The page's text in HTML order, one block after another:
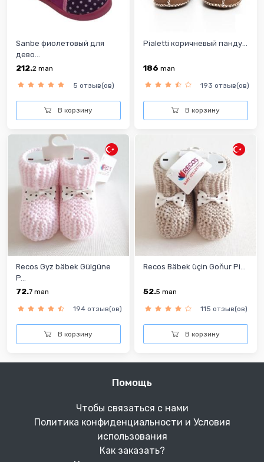
Sanbe фиолетовый для
дево...
212.2 man
5 отзыв(ов)
В корзину
Pialetti коричневый панду...
186 man
193 отзыв(ов)
В корзину
Recos Gyz bäbek Gülgüne
P...
72.7 man
194 отзыв(ов)
В корзину
Recos Bäbek üçin Goňur Pi...
52.5 man
115 отзыв(ов)
В корзину
Помощь
Чтобы связаться с нами
Политика конфиденциальности и Условия
использования
Как заказать?